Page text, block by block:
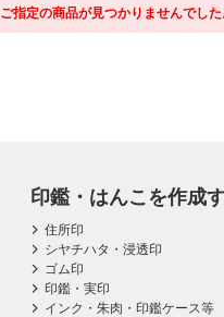
ご指定の商品が見つかりませんでし
印鑑・はんこを作成
住所印
シヤチハタ・浸透印
ゴム印
印鑑・実印
インク・朱肉・印鑑ケース等